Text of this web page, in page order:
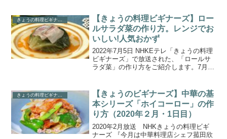
ストック食材は”切り干し大根”です。切り
干し...
【きょうの料理ビギナーズ】ロー
ルサラダ菜の作り方。レンジでお
いしい!人気おかず
2022年7月5日 NHKEテレ「きょうの料理
ビギナーズ」で放送された、「ロールサ
ラダ菜」の作り方をご紹介します。7月の
う間にでき上がる、人気のひき肉メニュ
ー2品を紹...
きょうの料理ビギナーズ
【きょうのビギナーズ】中華の基
本シリーズ「ホイコーロー」の作
り方（2020年２月・1日目）
2020年2月放送 NHKきょうの料理ビギ
ナーズ 『今月は中華料理店シェフ菰田欣